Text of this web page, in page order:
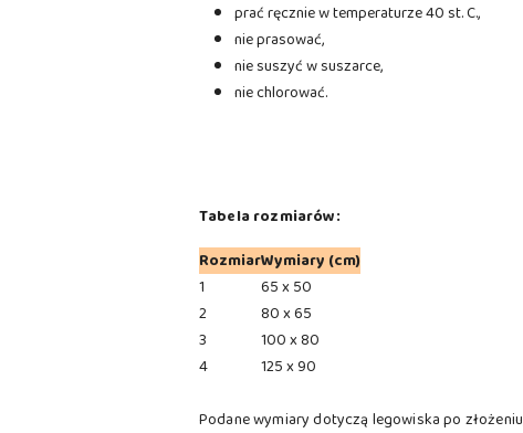
prać ręcznie w temperaturze 40 st. C.,
nie prasować,
nie suszyć w suszarce,
nie chlorować.
Tabela rozmiarów:
RozmiarWymiary (cm)
1
65 x 50
2
80 x 65
3
100 x 80
4
125 x 90
Podane wymiary dotyczą legowiska po